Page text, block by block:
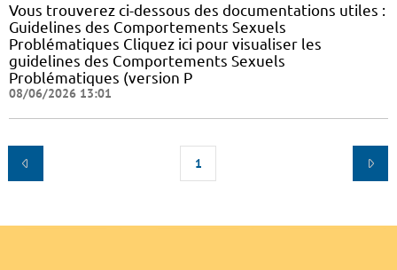
Vous trouverez ci-dessous des documentations utiles :
Guidelines des Comportements Sexuels
Problématiques Cliquez ici pour visualiser les
guidelines des Comportements Sexuels
Problématiques (version P
08/06/2026 13:01
1